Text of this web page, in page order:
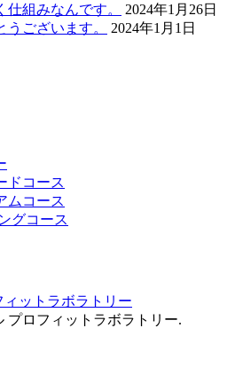
組みなんです。
2024年1月26日
ございます。
2024年1月1日
ドコース
ムコース
グコース
ットラボラトリー
プロフィットラボラトリー.